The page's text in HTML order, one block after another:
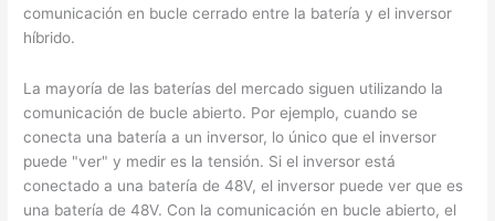
comunicación en bucle cerrado entre la batería y el inversor
híbrido.
La mayoría de las baterías del mercado siguen utilizando la
comunicación de bucle abierto. Por ejemplo, cuando se
conecta una batería a un inversor, lo único que el inversor
puede "ver" y medir es la tensión. Si el inversor está
conectado a una batería de 48V, el inversor puede ver que es
una batería de 48V. Con la comunicación en bucle abierto, el